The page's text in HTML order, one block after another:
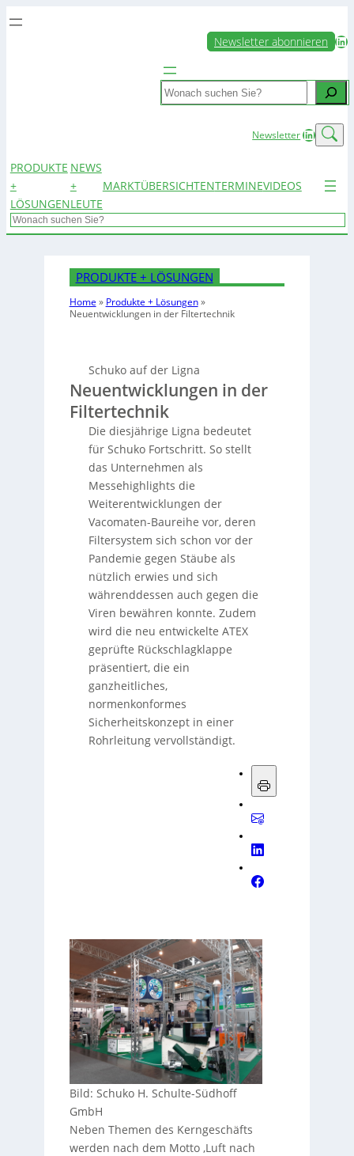
Newsletter abonnieren LinkedIn
Search
NewsletterLinkedIn
PRODUKTE
+
LÖSUNGEN
NEWS
+
LEUTE
MARKTÜBERSICHTENTERMINEVIDEOS
Search
PRODUKTE + LÖSUNGEN
Home » Produkte + Lösungen»
Neuentwicklungen in der Filtertechnik
Schuko auf der Ligna
Neuentwicklungen in der
Filtertechnik
Die diesjährige Ligna bedeutet
für Schuko Fortschritt. So stellt
das Unternehmen als
Messehighlights die
Weiterentwicklungen der
Vacomaten-Baureihe vor, deren
Filtersystem sich schon vor der
Pandemie gegen Stäube als
nützlich erwies und sich
währenddessen auch gegen die
Viren bewähren konnte. Zudem
wird die neu entwickelte ATEX
geprüfte Rückschlagklappe
präsentiert, die ein
ganzheitliches,
normenkonformes
Sicherheitskonzept in einer
Rohrleitung vervollständigt.
Bild: Schuko H. Schulte-Südhoff
GmbH
Neben Themen des Kerngeschäfts
werden nach dem Motto ‚Luft nach